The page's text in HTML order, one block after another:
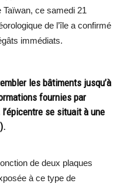
Taïwan, ce samedi 21
de l’île a confirmé
immédiats.
les bâtiments jusqu’à
fournies par
se situait à une
de deux plaques
à ce type de